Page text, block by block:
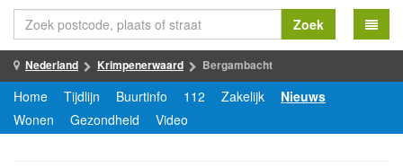
Zoek
Nederland Krimpenerwaard Bergambacht
Home Tijdlijn Buurtinfo 112 Zakelijk
Nieuws
Wonen
Gezondheid Video